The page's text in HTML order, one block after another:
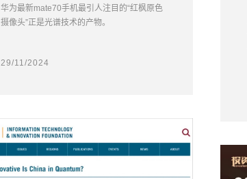
华为最新mate70手机最引人注目的“红枫原色
摄像头”正是光谱技术的产物。
29/11/2024